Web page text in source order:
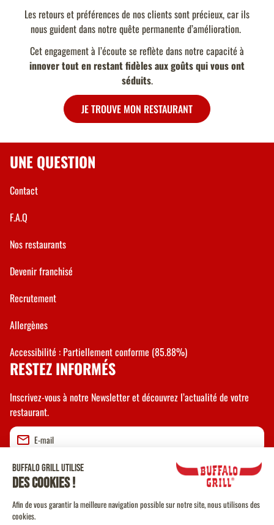
Les retours et préférences de nos clients sont précieux, car ils
nous guident dans notre quête permanente d’amélioration.
Cet engagement à l’écoute se reflète dans notre capacité à
innover tout en restant fidèles aux goûts qui vous ont
séduits.
JE TROUVE MON RESTAURANT
UNE QUESTION
Contact
F.A.Q
Nos restaurants
Devenir franchisé
Recrutement
Allergènes
Accessibilité : Partiellement conforme (85.88%)
RESTEZ INFORMÉS
Inscrivez-vous à notre Newsletter et découvrez l’actualité de votre
restaurant.
Valider